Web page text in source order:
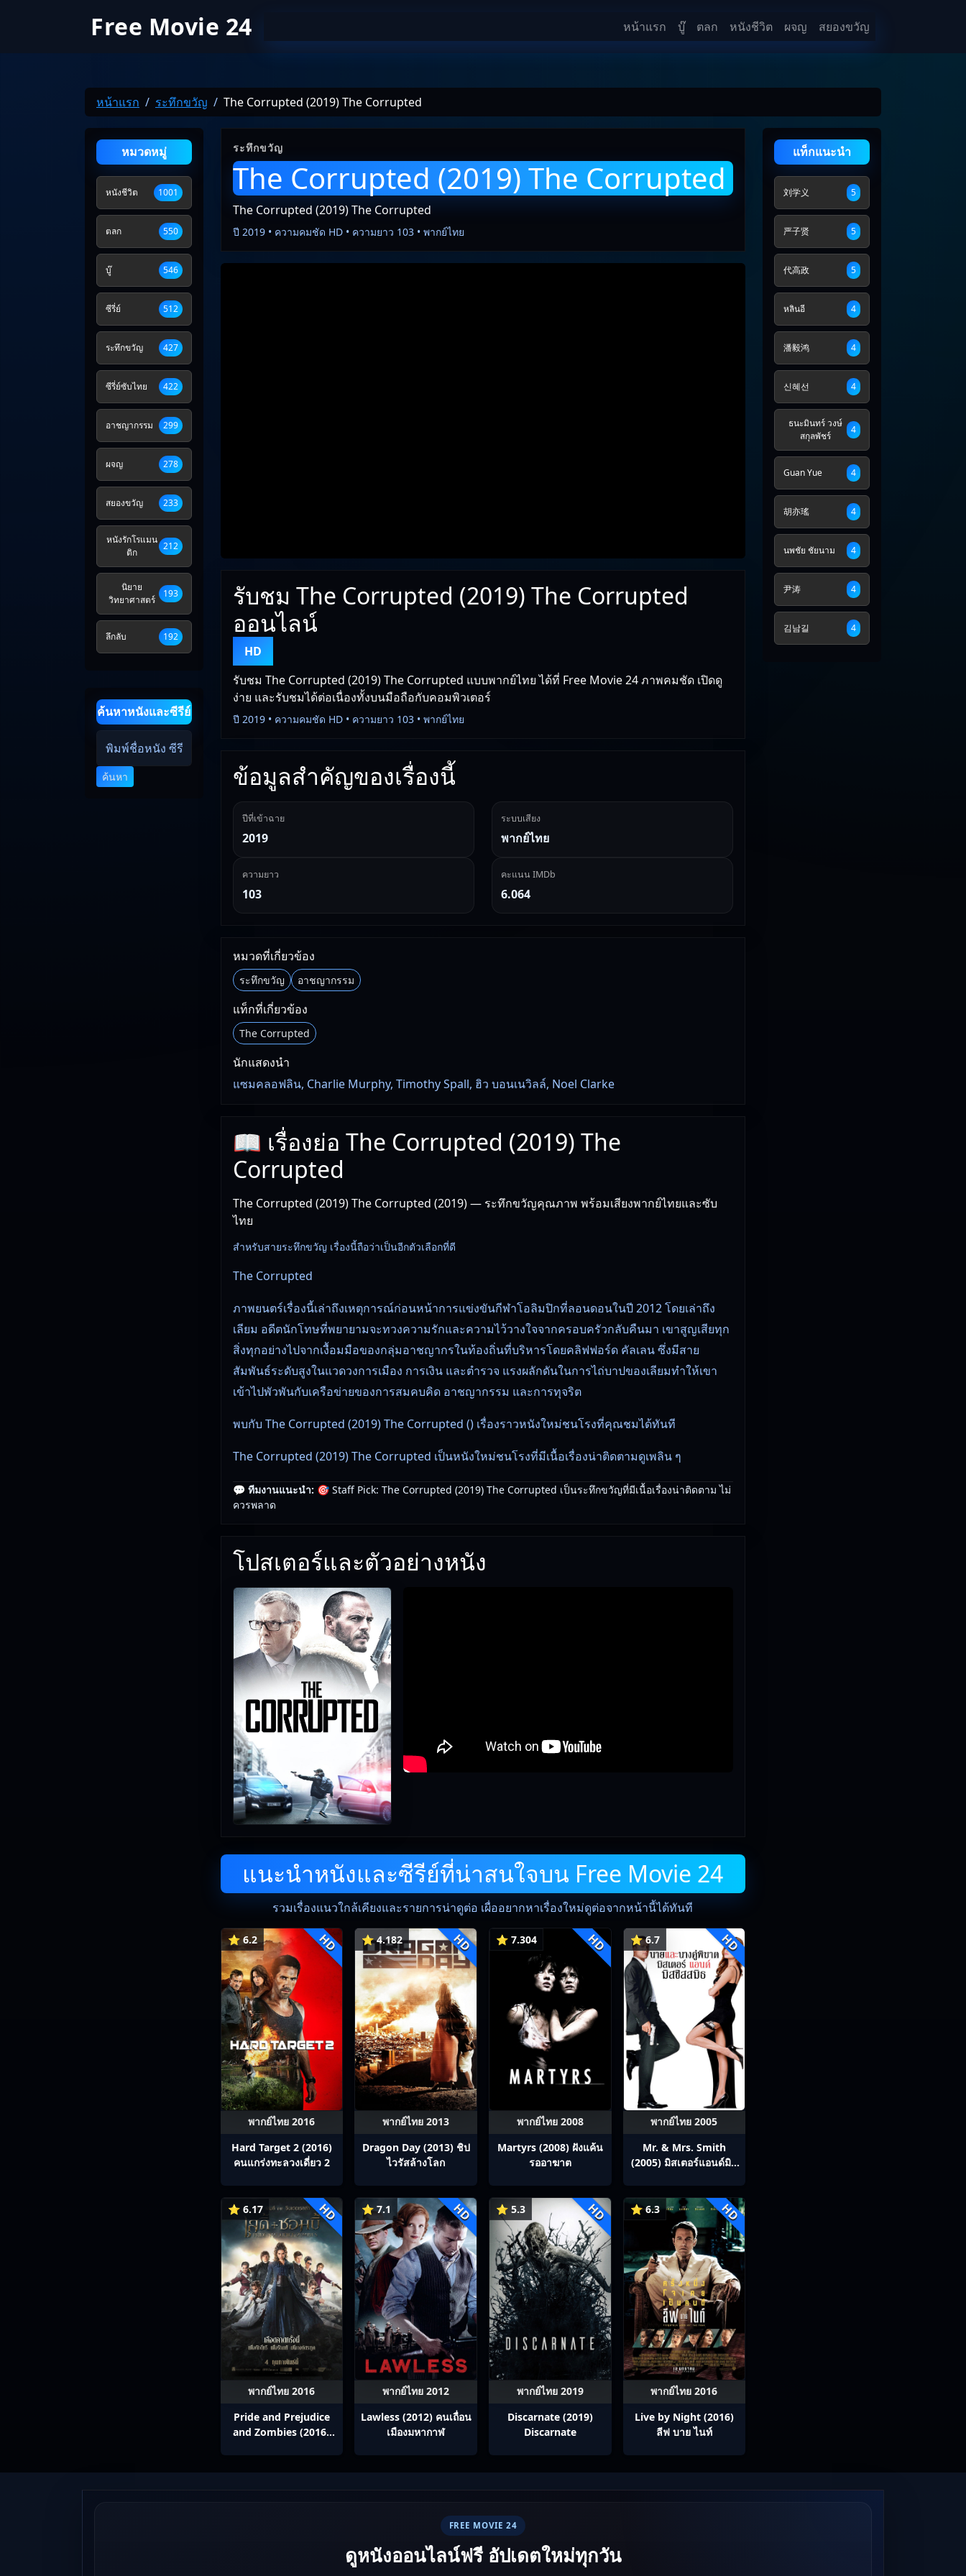
Free Movie 24 หน้าแรก บู๊ ตลก หนังชีวิต ผจญ สยองขวัญ
หน้าแรก ระทึกขวัญ The Corrupted (2019) The Corrupted
หมวดหมู่
หนังชีวิต 1001
ตลก 550
บู๊ 546
ซีรี่ย์ 512
ระทึกขวัญ 427
ซีรี่ย์ซับไทย 422
อาชญากรรม 299
ผจญ 278
สยองขวัญ 233
หนังรักโรแมน
ติก
212
นิยาย
วิทยาศาสตร์
193
ลึกลับ 192
ค้นหาหนังและซีรีย์
ค้นหา
ระทึกขวัญ
The Corrupted (2019) The Corrupted
The Corrupted (2019) The Corrupted
ปี 2019 • ความคมชัด HD • ความยาว 103 • พากย์ไทย
รับชม The Corrupted (2019) The Corrupted
ออนไลน์
HD
รับชม The Corrupted (2019) The Corrupted แบบพากย์ไทย ได้ที่ Free Movie 24 ภาพคมชัด เปิดดู
ง่าย และรับชมได้ต่อเนื่องทั้งบนมือถือกับคอมพิวเตอร์
ปี 2019 • ความคมชัด HD • ความยาว 103 • พากย์ไทย
ข้อมูลสำคัญของเรื่องนี้
ปีที่เข้าฉาย
2019
ระบบเสียง
พากย์ไทย
ความยาว
103
คะแนน IMDb
6.064
หมวดที่เกี่ยวข้อง
ระทึกขวัญ อาชญากรรม
แท็กที่เกี่ยวข้อง
The Corrupted
นักแสดงนำ
แซมคลอฟลิน, Charlie Murphy, Timothy Spall, ฮิว บอนเนวิลล์, Noel Clarke
📖 เรื่องย่อ The Corrupted (2019) The
Corrupted
The Corrupted (2019) The Corrupted (2019) — ระทึกขวัญคุณภาพ พร้อมเสียงพากย์ไทยและซับ
ไทย
สำหรับสายระทึกขวัญ เรื่องนี้ถือว่าเป็นอีกตัวเลือกที่ดี
The Corrupted
ภาพยนตร์เรื่องนี้เล่าถึงเหตุการณ์ก่อนหน้าการแข่งขันกีฬาโอลิมปิกที่ลอนดอนในปี 2012 โดยเล่าถึง
เลียม อดีตนักโทษที่พยายามจะทวงความรักและความไว้วางใจจากครอบครัวกลับคืนมา เขาสูญเสียทุก
สิ่งทุกอย่างไปจากเงื้อมมือของกลุ่มอาชญากรในท้องถิ่นที่บริหารโดยคลิฟฟอร์ด คัลเลน ซึ่งมีสาย
สัมพันธ์ระดับสูงในแวดวงการเมือง การเงิน และตำรวจ แรงผลักดันในการไถ่บาปของเลียมทำให้เขา
เข้าไปพัวพันกับเครือข่ายของการสมคบคิด อาชญากรรม และการทุจริต
พบกับ The Corrupted (2019) The Corrupted () เรื่องราวหนังใหม่ชนโรงที่คุณชมได้ทันที
The Corrupted (2019) The Corrupted เป็นหนังใหม่ชนโรงที่มีเนื้อเรื่องน่าติดตามดูเพลิน ๆ
🎯 Staff Pick: The Corrupted (2019) The Corrupted หนังใหม่ชนโรงที่ทีมงานเลือกให้คุณแล้ว
💬 ทีมงานแนะนำ: 🎯 Staff Pick: The Corrupted (2019) The Corrupted เป็นระทึกขวัญที่มีเนื้อเรื่องน่าติดตาม ไม่
ควรพลาด
โปสเตอร์และตัวอย่างหนัง
แนะนำหนังและซีรีย์ที่น่าสนใจบน Free Movie 24
รวมเรื่องแนวใกล้เคียงและรายการน่าดูต่อ เผื่ออยากหาเรื่องใหม่ดูต่อจากหน้านี้ได้ทันที
⭐ 6.2 HD
พากย์ไทย 2016
Hard Target 2 (2016)
คนแกร่งทะลวงเดี่ยว 2
⭐ 4.182 HD
พากย์ไทย 2013
Dragon Day (2013) ชิป
ไวรัสล้างโลก
⭐ 7.304 HD
พากย์ไทย 2008
Martyrs (2008) ฝังแค้น
รออาฆาต
⭐ 6.7 HD
พากย์ไทย 2005
Mr. & Mrs. Smith
(2005) มิสเตอร์แอนด์มิส
⭐ 6.17
HD
พากย์ไทย 2016
Pride and Prejudice
and Zombies (2016)
⭐ 7.1 HD
พากย์ไทย 2012
Lawless (2012) คนเถื่อน
เมืองมหากาฬ
⭐ 5.3 HD
พากย์ไทย 2019
Discarnate (2019)
Discarnate
⭐ 6.3 HD
พากย์ไทย 2016
Live by Night (2016)
ลีฟ บาย ไนท์
แท็กแนะนำ
刘学义 5
严子贤 5
代高政 5
หลินอี 4
潘毅鸿 4
신혜선 4
ธนะมินทร์ วงษ์
สกุลพัชร์
4
Guan Yue 4
胡亦瑤 4
นพชัย ชัยนาม 4
尹涛 4
김남길 4
FREE MOVIE 24
ดูหนังออนไลน์ฟรี อัปเดตใหม่ทุกวัน